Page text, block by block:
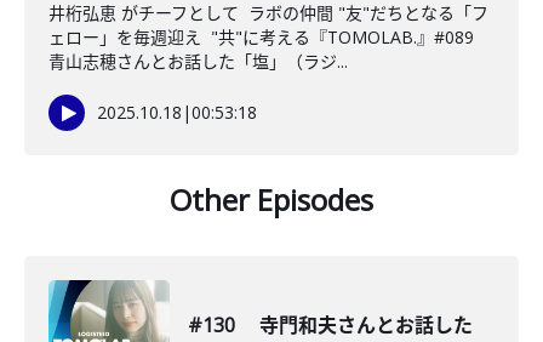
井桁弘恵 がチーフとして ラボの仲間 "友"だちとなる「フ
ェロー」を毎週迎え "共"に考える『TOMOLAB.』#089
青山志穂さんとお話した「塩」（ラジ...
2025.10.18 |00:53:18
Other Episodes
#130 寺門和夫さんとお話した